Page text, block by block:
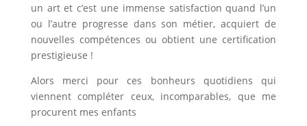
un art et c’est une immense satisfaction quand l’un
ou l’autre progresse dans son métier, acquiert de
nouvelles compétences ou obtient une certification
prestigieuse !
Alors merci pour ces bonheurs quotidiens qui
viennent compléter ceux, incomparables, que me
procurent mes enfants